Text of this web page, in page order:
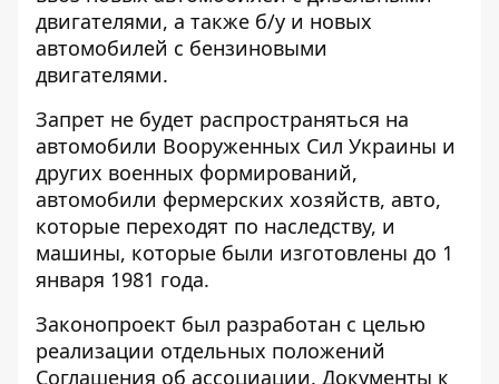
двигателями, а также б/у и новых
автомобилей с бензиновыми
двигателями.
Запрет не будет распространяться на
автомобили Вооруженных Сил Украины и
других военных формирований,
автомобили фермерских хозяйств, авто,
которые переходят по наследству, и
машины, которые были изготовлены до 1
января 1981 года.
Законопроект был разработан с целью
реализации отдельных положений
Соглашения об ассоциации. Документы к